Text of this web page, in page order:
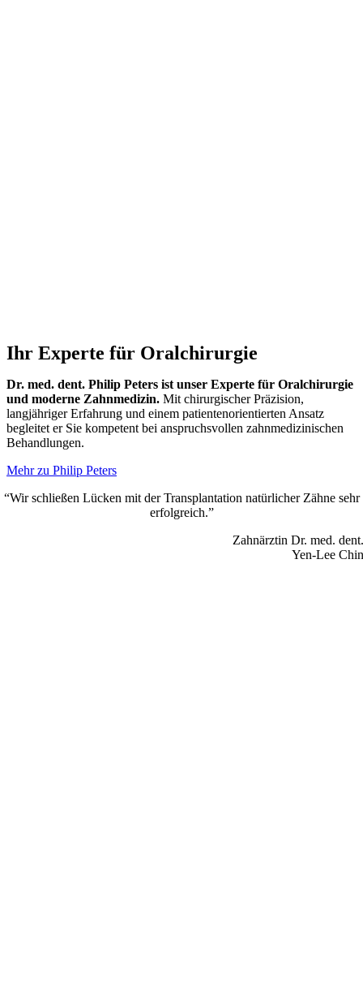
Ihr Experte für Oralchirurgie
Dr. med. dent. Philip Peters ist unser Experte für Oralchirurgie
und moderne Zahnmedizin. Mit chirurgischer Präzision,
langjähriger Erfahrung und einem patientenorientierten Ansatz
begleitet er Sie kompetent bei anspruchsvollen zahnmedizinischen
Behandlungen.
Mehr zu Philip Peters
“Wir schließen Lücken mit der Transplantation natürlicher Zähne sehr
erfolgreich.”
Zahnärztin Dr. med. dent.
Yen-Lee Chin